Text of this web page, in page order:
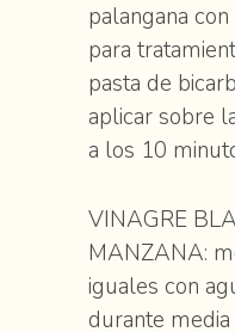
palangana
para
pasta de
aplicar sobre
a los 10
VINAGRE
MANZANA:
iguales con
durante